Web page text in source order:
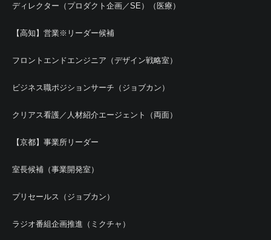
ディレクター（プロダクト企画／SE）（医療）
【高知】営業※リーダー候補
フロントエンドエンジニア（デザイン戦略室）
ビジネス職ポジションサーチ（ジョブカン）
クリアス看護／人材紹介エージェント（両面）
【京都】事業所リーダー
室長候補（事業開発室）
プリセールス（ジョブカン）
ラジオ番組企画推進（ミクチャ）